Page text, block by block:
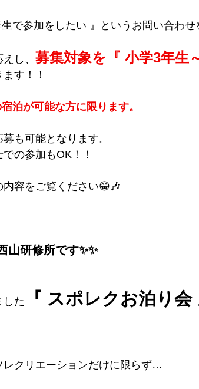
で参加をしたい 』というお問い合わせ
し、 募集対象を『 小学3年生
ます！！
泊が可能な方に限ります。
も可能となります。
の参加もOK！！
容をご覧ください😁🎶
山研修所です✨✨
した 『 スポレクお泊り会
レクリエーションだけに限らず…